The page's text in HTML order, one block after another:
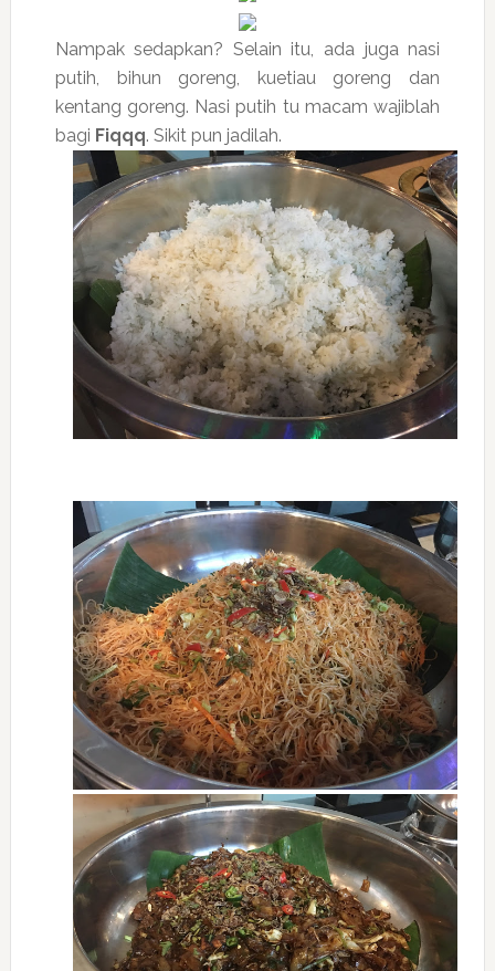
Nampak sedapkan? Selain itu, ada juga nasi
putih, bihun goreng, kuetiau goreng dan
kentang goreng. Nasi putih tu macam wajiblah
bagi Fiqqq. Sikit pun jadilah.